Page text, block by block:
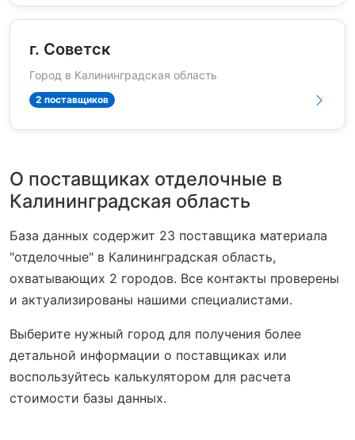
г. Советск
Город в Калининградская область
2 поставщиков
О поставщиках отделочные в
Калининградская область
База данных содержит 23 поставщика материала
"отделочные" в Калининградская область,
охватывающих 2 городов. Все контакты проверены
и актуализированы нашими специалистами.
Выберите нужный город для получения более
детальной информации о поставщиках или
воспользуйтесь калькулятором для расчета
стоимости базы данных.